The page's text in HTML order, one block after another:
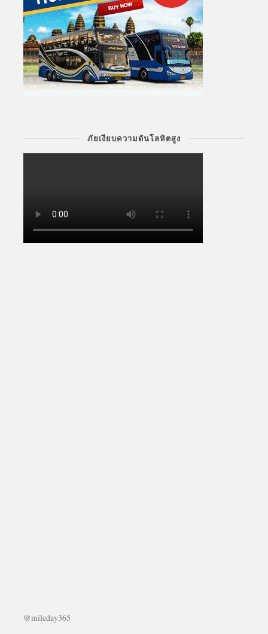
ภัยเงียบความดันโลหิตสูง
@mileday365